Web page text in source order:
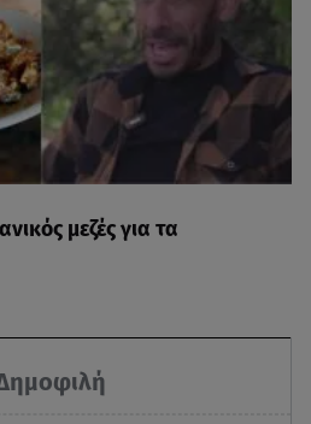
μεζές για τα